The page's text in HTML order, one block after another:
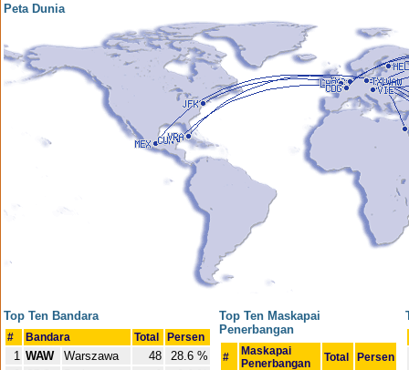
Peta Dunia
Top Ten Bandara
# Bandara Total Persen
1 WAW Warszawa 48
28.6 %
Top Ten Maskapai
Penerbangan
#
Maskapai
Penerbangan
Total Persen